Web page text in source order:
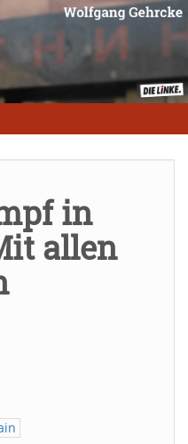
in
allen